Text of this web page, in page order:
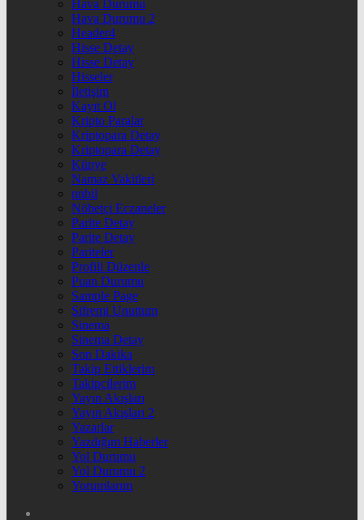
Hava Durumu
Hava Durumu 2
Header4
Hisse Detay
Hisse Detay
Hisseler
İletişim
Kayıt Ol
Kripto Paralar
Kriptopara Detay
Kriptopara Detay
Künye
Namaz Vakitleri
nnbil
Nöbetçi Eczaneler
Parite Detay
Parite Detay
Pariteler
Profili Düzenle
Puan Durumu
Sample Page
Şifremi Unuttum
Sinema
Sinema Detay
Son Dakika
Takip Ettiklerim
Takipçilerim
Yayın Akışları
Yayın Akışları 2
Yazarlar
Yazdığım Haberler
Yol Durumu
Yol Durumu 2
Yorumlarım